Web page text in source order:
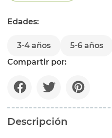
Edades:
3-4 años 5-6 años
Compartir por:
Descripción